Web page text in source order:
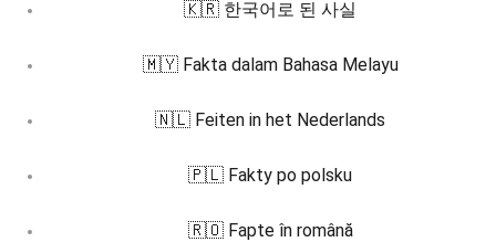
🇰🇷 한국어로 된 사실
🇲🇾 Fakta dalam Bahasa Melayu
🇳🇱 Feiten in het Nederlands
🇵🇱 Fakty po polsku
🇷🇴 Fapte în română